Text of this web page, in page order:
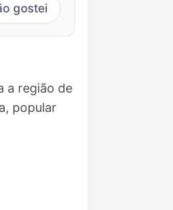
gostei
a região de
popular